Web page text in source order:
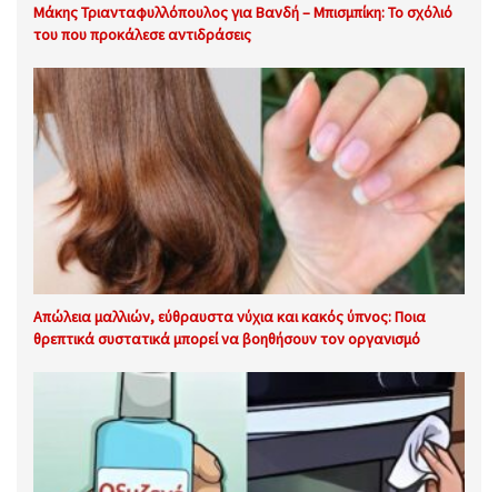
Μάκης Τριανταφυλλόπουλος για Βανδή – Μπισμπίκη: Το σχόλιό
του που προκάλεσε αντιδράσεις
Απώλεια μαλλιών, εύθραυστα νύχια και κακός ύπνος: Ποια
θρεπτικά συστατικά μπορεί να βοηθήσουν τον οργανισμό